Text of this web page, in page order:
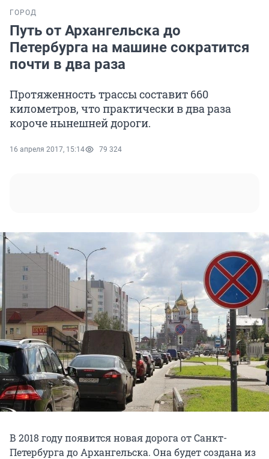
ГОРОД
Путь от Архангельска до
Петербурга на машине сократится
почти в два раза
Протяженность трассы составит 660
километров, что практически в два раза
короче нынешней дороги.
16 апреля 2017, 15:14 79 324
В 2018 году появится новая дорога от Санкт-
Петербурга до Архангельска. Она будет создана из